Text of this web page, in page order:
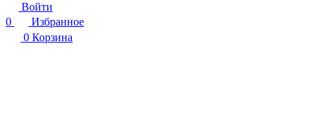
Войти
0
Избранное
0 Корзина